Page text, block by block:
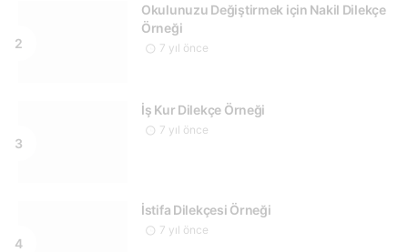
Okulunuzu Değiştirmek için Nakil Dilekçe
Örneği
7 yıl önce
İş Kur Dilekçe Örneği
7 yıl önce
İstifa Dilekçesi Örneği
7 yıl önce